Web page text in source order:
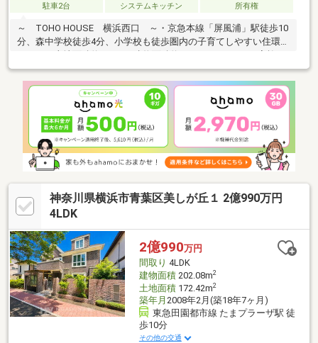
駐車2台
システムキッチン 所有権
～ TOHO HOUSE 横浜西口 ～・京急本線「屏風浦」駅徒歩10
分、森中学校徒歩4分、小学校も徒歩圏内の子育てしやすい住環境
ゆったり暮らせる使いやすい間取りです。・2026年8月リフォー
ム完了予定で、室内クリーニング・白蟻点検を実施し、気持ちよ
く新生活を始められます。・駐車スペース2台分（車種による）、
全居室収納やロフトを備え、収納力にも優れています。・第一種
低層住居専用地域の閑静な住宅街に位置し、2年間の契約不適合責
任付きで安心してお住まいいただけます。ご見学のご希望、資料
請求、ご質問などなど、お気軽にまずはお問い合わせください♪
神奈川県横浜市青葉区美しが丘１ 2億990万円
4LDK
2億990万円
間取り 4LDK
建物面積202.08m2
土地面積172.42m2
築年月 2008年2月(築18年7ヶ月)
東急田園都市線 たまプラーザ駅 徒
歩10分
その他の交通